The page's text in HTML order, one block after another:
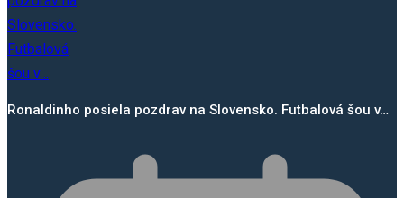
Ronaldinho posiela pozdrav na Slovensko. Futbalová šou v…